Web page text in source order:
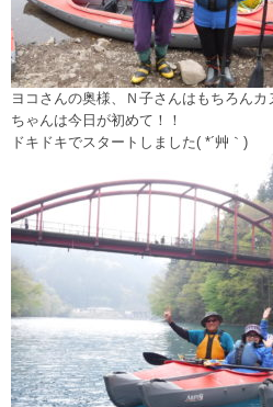
ヨコさんの奥様、Ｎ子さんはもちろん
ちゃんは今日が初めて！！
ドキドキでスタートしました( *´艸｀)